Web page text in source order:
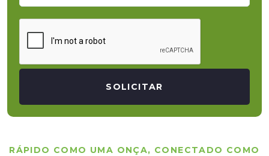
SOLICITAR
RÁPIDO COMO UMA ONÇA, CONECTADO COMO